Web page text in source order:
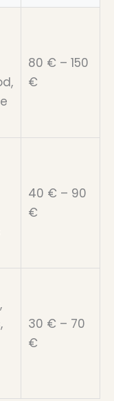
80 € – 150
€
40 € – 90
€
30 € – 70
€